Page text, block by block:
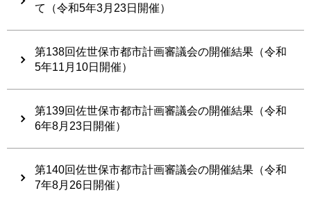
て（令和5年3月23日開催）
第138回佐世保市都市計画審議会の開催結果（令和
5年11月10日開催）
第139回佐世保市都市計画審議会の開催結果（令和
6年8月23日開催）
第140回佐世保市都市計画審議会の開催結果（令和
7年8月26日開催）